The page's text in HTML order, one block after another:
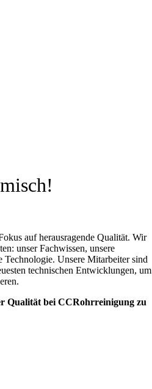
auf herausragende Qualität. Wir
unser Fachwissen, unsere
Technologie. Unsere Mitarbeiter sind
technischen Entwicklungen, um
Qualität bei CCRohrreinigung zu